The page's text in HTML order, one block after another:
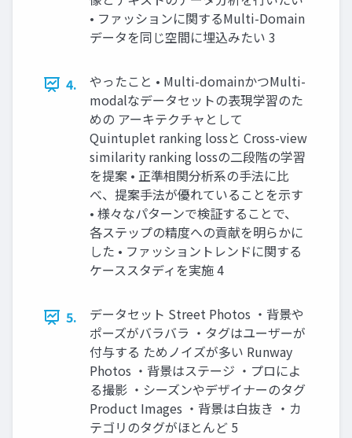
• ファッションに関するMulti-Domain
データを同じ空間に埋込みたい 3
4.
やったこと • Multi-domainかつMulti-
modalなデータセットの表現学習のた
めの アーキテクチャとして
Quintuplet ranking lossと Cross-view
similarity ranking lossの二段階の学習
を提案 • 正準相関分析系の手法に比
べ、提案手法が優れていることを示す
• 様々なパターンで検証することで、
各ステップの精度への貢献を明らかに
した • ファッショントレンドに関する
ケーススタディを実施 4
5.
データセット Street Photos ・背景や
ポーズがバラバラ ・タグはユーザーが
付与する ためノイズが多い Runway
Photos ・背景はステージ ・プロによ
る撮影 ・シーズンやデザイナーのタグ
Product Images ・背景は白抜き ・カ
テゴリのタグがほとんど 5